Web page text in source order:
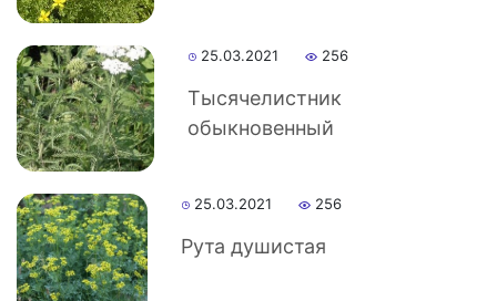
25.03.2021 256
Тысячелистник
обыкновенный
25.03.2021 256
Рута душистая
Akademiklar
ru
as
dasd